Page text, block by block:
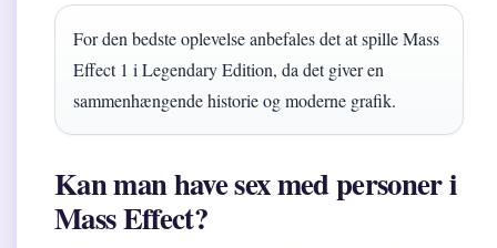
For den bedste oplevelse anbefales det at spille Mass
Effect 1 i Legendary Edition, da det giver en
sammenhængende historie og moderne grafik.
Kan man have sex med personer i
Mass Effect?